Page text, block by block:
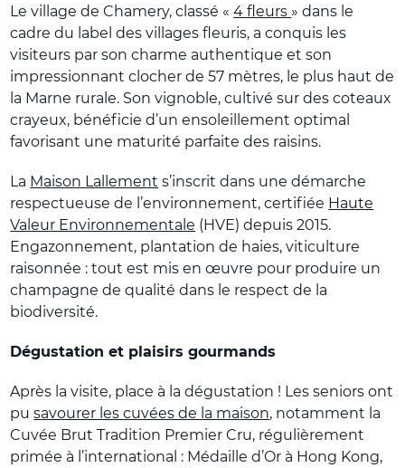
Le village de Chamery, classé «4 fleurs» dans le
cadre du label des villages fleuris, a conquis les
visiteurs par son charme authentique et son
impressionnant clocher de 57 mètres, le plus haut de
la Marne rurale. Son vignoble, cultivé sur des coteaux
crayeux, bénéficie d’un ensoleillement optimal
favorisant une maturité parfaite des raisins.
La Maison Lallement s’inscrit dans une démarche
respectueuse de l’environnement, certifiée Haute
Valeur Environnementale (HVE) depuis 2015.
Engazonnement, plantation de haies, viticulture
raisonnée : tout est mis en œuvre pour produire un
champagne de qualité dans le respect de la
biodiversité.
Dégustation et plaisirs gourmands
Après la visite, place à la dégustation ! Les seniors ont
pusavourer les cuvées de la maison, notamment la
Cuvée Brut Tradition Premier Cru, régulièrement
primée à l’international : Médaille d’Or à Hong Kong,